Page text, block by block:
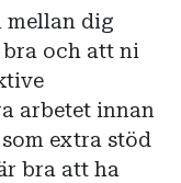
dig
och att ni
arbetet innan
extra stöd
bra att ha